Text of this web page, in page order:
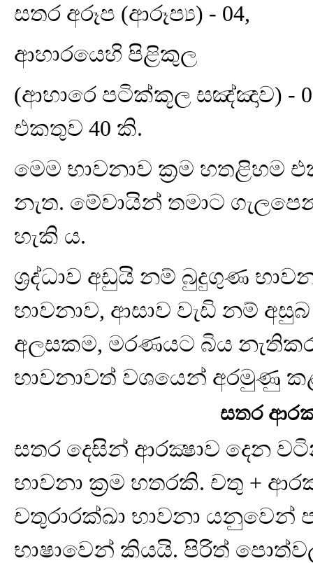
සතර අරූප (ආරූප්‍ය) - 04,
ආහාරයෙහි පිළිකුල
(ආහාරෙ පටික්කූල සඤ්ඤාව) -
එකතුව 40 කි.
මෙම භාවනාව ක්‍රම හතළිහම
නැත. මේවායින් තමාට
හැකි ය.
ශ්‍රද්ධාව අඩුයි නම් බුදුගුණ
භාවනාව, ආසාව වැඩි නම්
අලසකම, මරණයට බිය
භාවනාවත් වශයෙන් අරමුණු
සතර
සතර දෙසින් ආරක්‍ෂාව දෙන
භාවනා ක්‍රම හතරකි. චතු +
චතුරාරක්ඛා භාවනා යනුවෙන්
භාෂාවෙන් කියයි. පිරිත්